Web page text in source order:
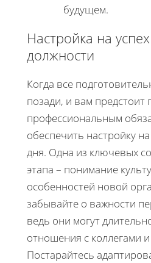
будущем.
Настройка на
должности
Когда все
позади, и вам предстоит
профессиональным
обеспечить настройку
дня. Одна из ключевых
этапа – понимание
особенностей новой
забывайте о важности
ведь они могут
отношения с коллегами
Постарайтесь